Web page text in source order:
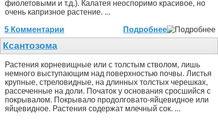
фиолетовыми и т.д.). Калатея неоспоримо красивое, но
очень капризное растение. ...
5 Комментарии Подробнее
Ксантозома
Растения корневищные или с толстым стволом, лишь
немного выступающим над поверхностью почвы. Листья
крупные, стреловидные, на длинных толстых черешках,
рассеченные на доли. Початок у основания сросшийся с
покрывалом. Покрывало продолговато-яйцевидное или
яйцевидное. Растения содержат млечный сок. ...